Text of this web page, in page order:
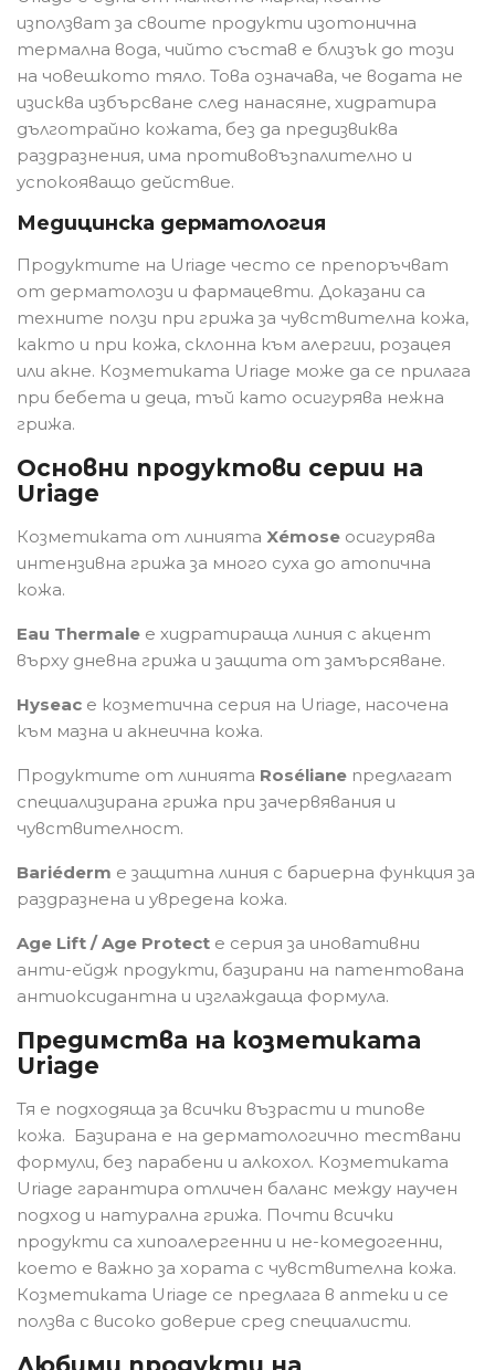
използват за своите продукти изотонична
термална вода, чийто състав е близък до този
на човешкото тяло. Това означава, че водата не
изисква избърсване след нанасяне, хидратира
дълготрайно кожата, без да предизвиква
раздразнения, има противовъзпалително и
успокояващо действие.
Медицинска дерматология
Продуктите на Uriage често се препоръчват
от дерматолози и фармацевти. Доказани са
техните ползи при грижа за чувствителна кожа,
както и при кожа, склонна към алергии, розацея
или акне. Козметиката Uriage може да се прилага
при бебета и деца, тъй като осигурява нежна
грижа.
Основни продуктови серии на
Uriage
Козметиката от линията Xémose осигурява
интензивна грижа за много суха до атопична
кожа.
Eau Thermale е хидратираща линия с акцент
върху дневна грижа и защита от замърсяване.
Hyseac е козметична серия на Uriage, насочена
към мазна и акнеична кожа.
Продуктите от линията Roséliane предлагат
специализирана грижа при зачервявания и
чувствителност.
Bariéderm е защитна линия с бариерна функция за
раздразнена и увредена кожа.
Age Lift / Age Protect е серия за иновативни
анти-ейдж продукти, базирани на патентована
антиоксидантна и изглаждаща формула.
Предимства на козметиката
Uriage
Тя е подходяща за всички възрасти и типове
кожа. Базирана е на дерматологично тествани
формули, без парабени и алкохол. Козметиката
Uriage гарантира отличен баланс между научен
подход и натурална грижа. Почти всички
продукти са хипоалергенни и не-комедогенни,
което е важно за хората с чувствителна кожа.
Козметиката Uriage се предлага в аптеки и се
ползва с високо доверие сред специалисти.